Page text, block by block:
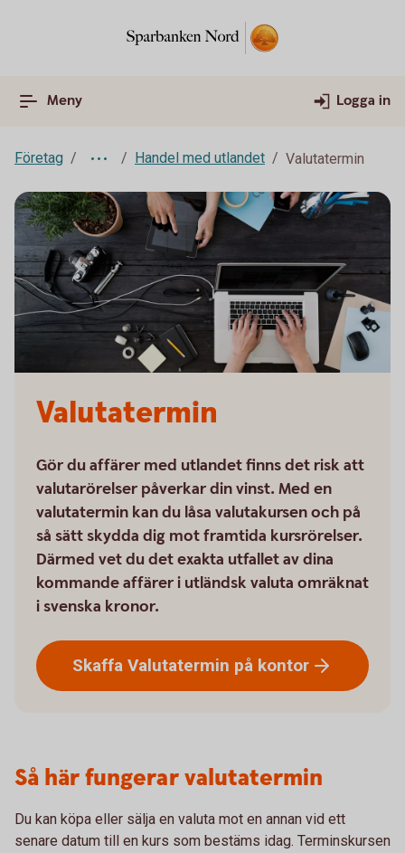
Meny Logga in
Företag Handel med utlandet Valutatermin
Valutatermin
Gör du affärer med utlandet finns det risk att
valutarörelser påverkar din vinst. Med en
valutatermin kan du låsa valutakursen och på
så sätt skydda dig mot framtida kursrörelser.
Därmed vet du det exakta utfallet av dina
kommande affärer i utländsk valuta omräknat
i svenska kronor.
Skaffa Valutatermin på kontor
Så här fungerar valutatermin
Du kan köpa eller sälja en valuta mot en annan vid ett
senare datum till en kurs som bestäms idag. Terminskursen